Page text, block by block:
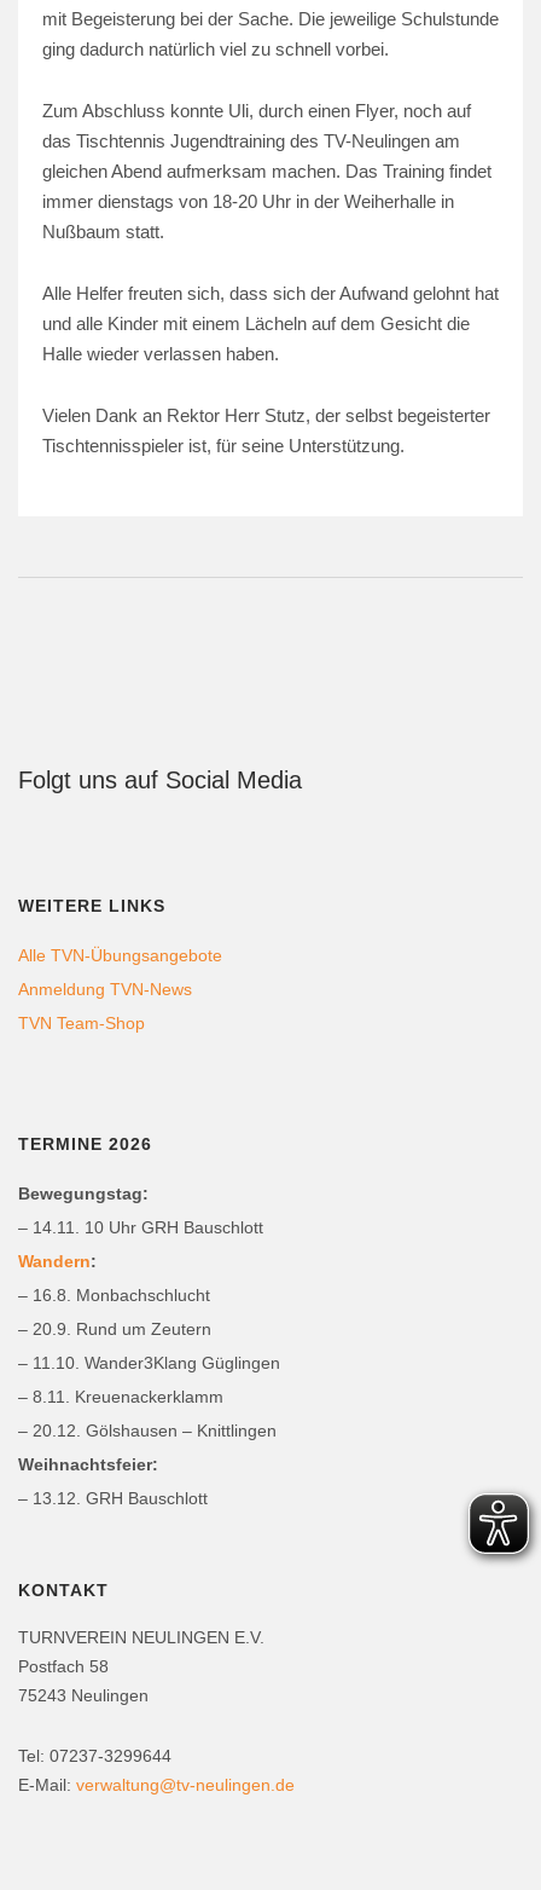
mit Begeisterung bei der Sache. Die jeweilige Schulstunde
ging dadurch natürlich viel zu schnell vorbei.
Zum Abschluss konnte Uli, durch einen Flyer, noch auf
das Tischtennis Jugendtraining des TV-Neulingen am
gleichen Abend aufmerksam machen. Das Training findet
immer dienstags von 18-20 Uhr in der Weiherhalle in
Nußbaum statt.
Alle Helfer freuten sich, dass sich der Aufwand gelohnt hat
und alle Kinder mit einem Lächeln auf dem Gesicht die
Halle wieder verlassen haben.
Vielen Dank an Rektor Herr Stutz, der selbst begeisterter
Tischtennisspieler ist, für seine Unterstützung.
Folgt uns auf Social Media
WEITERE LINKS
Alle TVN-Übungsangebote
Anmeldung TVN-News
TVN Team-Shop
TERMINE 2026
Bewegungstag:
– 14.11. 10 Uhr GRH Bauschlott
Wandern:
– 16.8. Monbachschlucht
– 20.9. Rund um Zeutern
– 11.10. Wander3Klang Güglingen
– 8.11. Kreuenackerklamm
– 20.12. Gölshausen – Knittlingen
Weihnachtsfeier:
– 13.12. GRH Bauschlott
KONTAKT
TURNVEREIN NEULINGEN E.V.
Postfach 58
75243 Neulingen
Tel: 07237-3299644
E-Mail: verwaltung@tv-neulingen.de